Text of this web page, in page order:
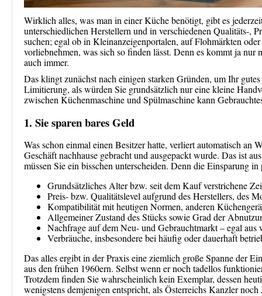
Wirklich alles, was man in einer Küche benötigt, gibt es
unterschiedlichen Herstellern und in verschiedenen Qualitäts-,
suchen; egal ob in Kleinanzeigenportalen, auf Flohmärkten
vorliebnehmen, was sich so finden lässt. Denn es kommt ja
auch immer.
Das klingt zunächst nach einigen starken Gründen, um Ihr
Limitierung, als würden Sie grundsätzlich nur eine kleine
zwischen Küchenmaschine und Spülmaschine kann
1. Sie sparen bares Geld
Was schon einmal einen Besitzer hatte, verliert automatisch an
Geschäft nachhause gebracht und ausgepackt wurde. Das ist
müssen Sie ein bisschen unterscheiden. Denn die Einsparung
Grundsätzliches Alter bzw. seit dem Kauf verstrichene
Preis- bzw. Qualitätslevel aufgrund des Herstellers, des
Kompatibilität mit heutigen Normen, anderen
Allgemeiner Zustand des Stücks sowie Grad der
Nachfrage auf dem Neu- und Gebrauchtmarkt – egal aus
Verbräuche, insbesondere bei häufig oder dauerhaft
Das alles ergibt in der Praxis eine ziemlich große Spanne der
aus den frühen 1960ern. Selbst wenn er noch tadellos
Trotzdem finden Sie wahrscheinlich kein Exemplar, dessen
wenigstens demjenigen entspricht, als Österreichs Kanzler